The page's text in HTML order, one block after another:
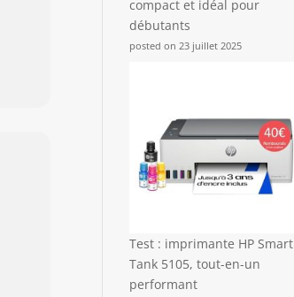
compact et idéal pour
débutants
posted on 23 juillet 2025
Test : imprimante HP Smart
Tank 5105, tout-en-un
performant